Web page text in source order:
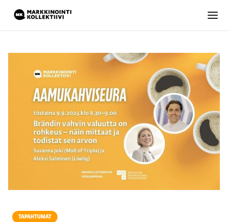
TAPAHTUMAT